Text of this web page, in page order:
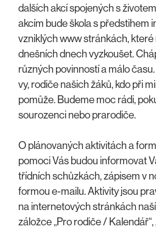
dalších akcí spojených s
akcím bude škola s předstihem
vzniklých www stránkách,
dnešních dnech vyzkoušet.
různých povinností a málo
vy, rodiče našich žáků, kdo při
pomůže. Budeme moc rádi,
sourozenci nebo prarodiče.
O plánovaných aktivitách a
pomoci Vás budou informovat
třídních schůzkách, zápisem v
formou e-mailu. Aktivity jsou
na internetových stránkách
záložce „Pro rodiče /